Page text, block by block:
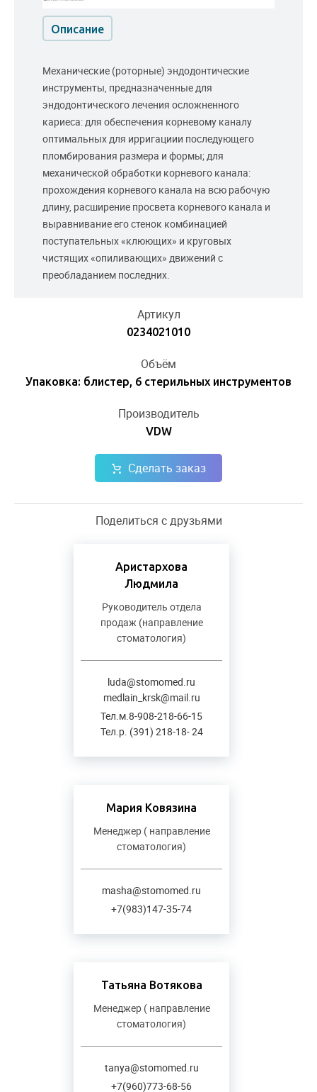
Артикул
0234021010
Объём
Упаковка: блистер, 6 стерильных инструментов
Производитель
VDW
Сделать заказ
Поделиться с друзьями
Аристархова
Людмила
Руководитель отдела
продаж (направление
стоматология)
luda@stomomed.ru
medlain_krsk@mail.ru
Тел.м.8-908-218-66-15
Тел.р. (391) 218-18- 24
Мария Ковязина
Менеджер ( направление
стоматология)
masha@stomomed.ru
+7(983)147-35-74
Татьяна Вотякова
Менеджер ( направление
стоматология)
tanya@stomomed.ru
+7(960)773-68-56
Описание
Механические (роторные) эндодонтические
инструменты, предназначенные для
эндодонтического лечения осложненного
кариеса: для обеспечения корневому каналу
оптимальных для ирригациии последующего
пломбирования размера и формы; для
механической обработки корневого канала:
прохождения корневого канала на всю рабочую
длину, расширение просвета корневого канала и
выравнивание его стенок комбинацией
поступательных «клюющих» и круговых
чистящих «опиливающих» движений с
преобладанием последних.